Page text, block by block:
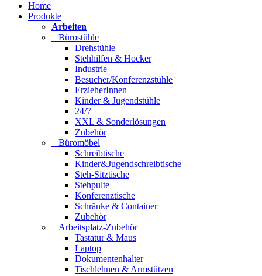
Home
Produkte
Arbeiten
Bürostühle
Drehstühle
Stehhilfen & Hocker
Industrie
Besucher/Konferenzstühle
ErzieherInnen
Kinder & Jugendstühle
24/7
XXL & Sonderlösungen
Zubehör
Büromöbel
Schreibtische
Kinder&Jugendschreibtische
Steh-Sitztische
Stehpulte
Konferenztische
Schränke & Container
Zubehör
Arbeitsplatz-Zubehör
Tastatur & Maus
Laptop
Dokumentenhalter
Tischlehnen & Armstützen